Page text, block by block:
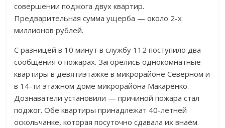
совершении поджога двух квартир.
Предварительная сумма ущерба — около 2-х
миллионов рублей.
С разницей в 10 минут в службу 112 поступило два
сообщения о пожарах. Загорелись однокомнатные
квартиры в девятиэтажке в микрорайоне Северном и
в 14-ти этажном доме микрорайона Макаренко.
Дознаватели установили — причиной пожара стал
поджог. Обе квартиры принадлежат 40-летней
оскольчанке, которая посуточно сдавала их внаём.